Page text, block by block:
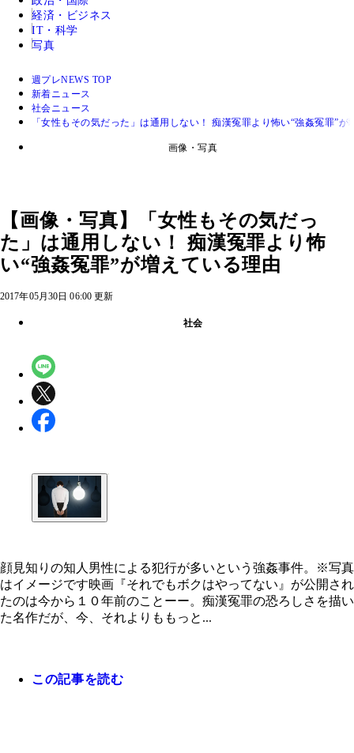
経済・ビジネス
IT・科学
写真
週プレNEWS TOP
新着ニュース
社会ニュース
「女性もその気だった」は通用しない！ 痴漢冤罪より怖い“強姦冤罪”が
画像・写真
【画像・写真】「女性もその気だっ
た」は通用しない！ 痴漢冤罪より怖
い“強姦冤罪”が増えている理由
2017年05月30日 06:00 更新
社会
顔見知りの知人男性による犯行が多いという強姦
※写真はイメージです
顔見知りの知人男性による犯行が多いという強姦事件。※写真
はイメージです映画『それでもボクはやってない』が公開され
たのは今から１０年前のことーー。痴漢冤罪の恐ろしさを描い
た名作だが、今、それよりももっと...
この記事を読む